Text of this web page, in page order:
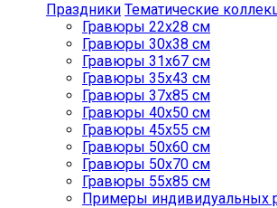
Праздники Тематические
Гравюры 22x28 см
Гравюры 30x38 см
Гравюры 31x67 см
Гравюры 35x43 см
Гравюры 37x85 см
Гравюры 40x50 см
Гравюры 45x55 см
Гравюры 50x60 см
Гравюры 50x70 см
Гравюры 55x85 см
Примеры индивидуальных